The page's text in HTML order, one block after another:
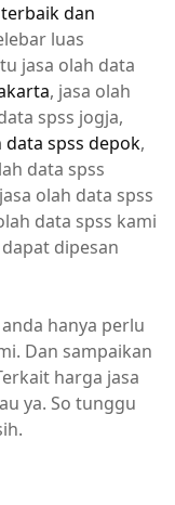
dan
luas
jasa olah data
, jasa olah
spss jogja,
data spss depok,
data spss
olah data spss
data spss kami
dipesan
hanya perlu
Dan sampaikan
harga jasa
ya. So tunggu